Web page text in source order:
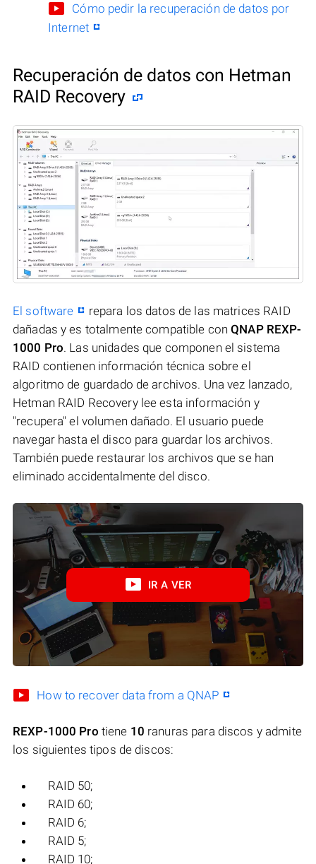
Cómo pedir la recuperación de datos por
Internet
Recuperación de datos con Hetman
RAID Recovery
El software
repara los datos de las matrices RAID
dañadas y es totalmente compatible conQNAP REXP-
1000 Pro. Las unidades que componen el sistema
RAID contienen información técnica sobre el
algoritmo de guardado de archivos. Una vez lanzado,
Hetman RAID Recovery lee esta información y
"recupera" el volumen dañado. El usuario puede
navegar hasta el disco para guardar los archivos.
También puede restaurar los archivos que se han
eliminado accidentalmente del disco.
IR A VER
How to recover data from a QNAP
REXP-1000 Pro tiene 10 ranuras para discos y admite
los siguientes tipos de discos:
RAID 50;
RAID 60;
RAID 6;
RAID 5;
RAID 10;